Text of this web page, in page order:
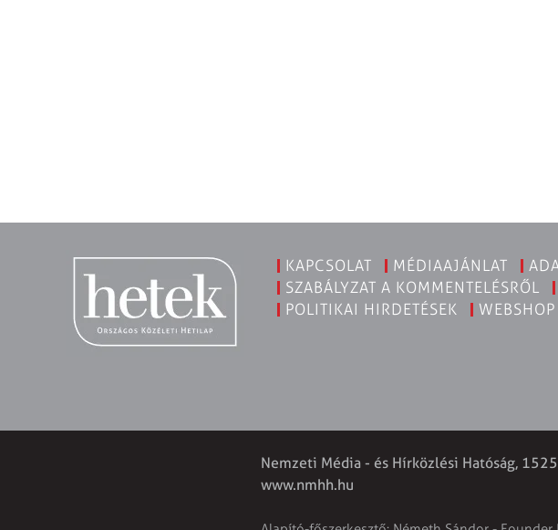
KAPCSOLAT MÉDIAAJÁNLAT
SZABÁLYZAT A KOMMENTELÉSRŐL
POLITIKAI HIRDETÉSEK
WEBSHOP
Nemzeti Média - és Hírközlési Hatóság,
www.nmhh.hu